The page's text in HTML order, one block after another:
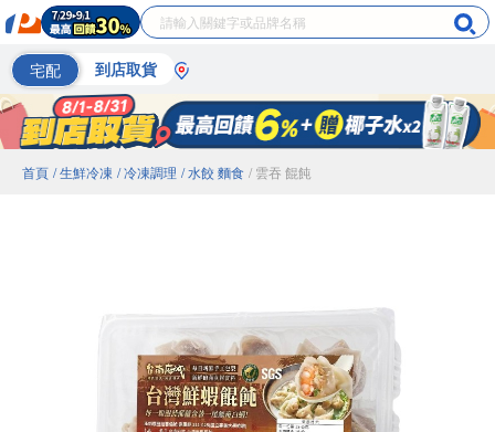
宅配 到店取貨
首頁 / 生鮮冷凍 / 冷凍調理 / 水餃 麵食 / 雲吞 餛飩